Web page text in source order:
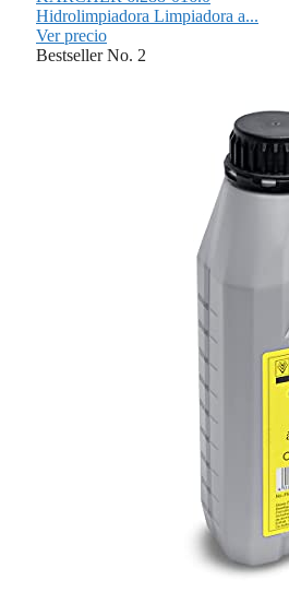
Hidrolimpiadora Limpiadora a...
Ver precio
Bestseller No. 2